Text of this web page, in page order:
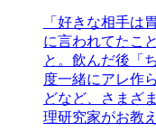
「好きな相手は
に言われてたこ
と。飲んだ後「
度一緒にアレ作
どなど、さまざ
理研究家がお教